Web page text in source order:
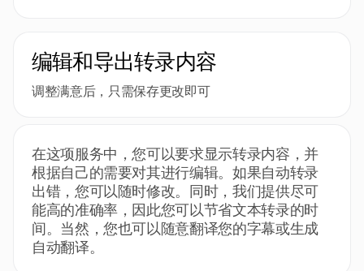
编辑和导出转录内容
调整满意后，只需保存更改即可
在这项服务中，您可以要求显示转录内容，并
根据自己的需要对其进行编辑。如果自动转录
出错，您可以随时修改。同时，我们提供尽可
能高的准确率，因此您可以节省文本转录的时
间。当然，您也可以随意翻译您的字幕或生成
自动翻译。